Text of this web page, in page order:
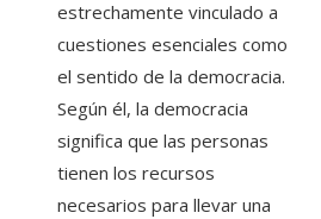
estrechamente vinculado a
cuestiones esenciales como
el sentido de la democracia.
Según él, la democracia
significa que las personas
tienen los recursos
necesarios para llevar una